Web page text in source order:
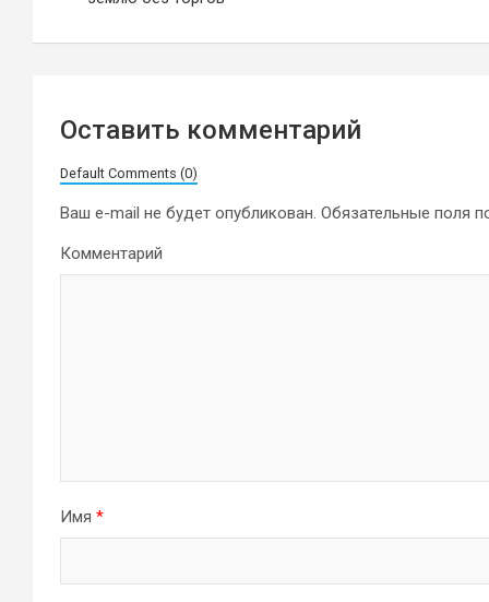
записям
Оставить комментарий
Default Comments (0)
Ваш e-mail не будет опубликован. Обязательные поля
Комментарий
Имя *